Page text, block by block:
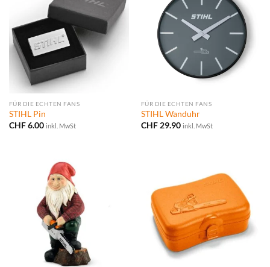
FÜR DIE ECHTEN FANS
STIHL Pin
CHF6.00 inkl. MwSt
FÜR DIE ECHTEN FANS
STIHL Wanduhr
CHF29.90 inkl. MwSt